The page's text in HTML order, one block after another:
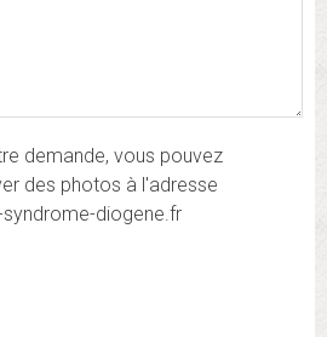
demande, vous pouvez
des photos à l'adresse
diogene.fr